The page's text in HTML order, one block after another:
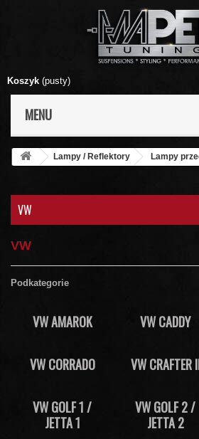
Koszyk (pusty)
MENU
Lampy / Reflektory Lampy
VW
VW
Podkategorie
VW AMAROK VW CADDY
VW CORRADO VW CRAFTER
VW GOLF 1 /
JETTA 1
VW GOLF 2 /
JETTA 2